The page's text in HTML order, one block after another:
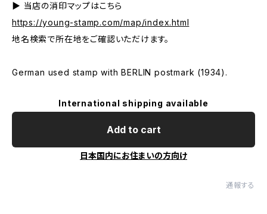
▶ 当店の消印マップはこちら
https://young-stamp.com/map/index.html
地名検索で所在地をご確認いただけます。
German used stamp with BERLIN postmark (1934).
International shipping available
Add to cart
日本国内にお住まいの方向け
通報する